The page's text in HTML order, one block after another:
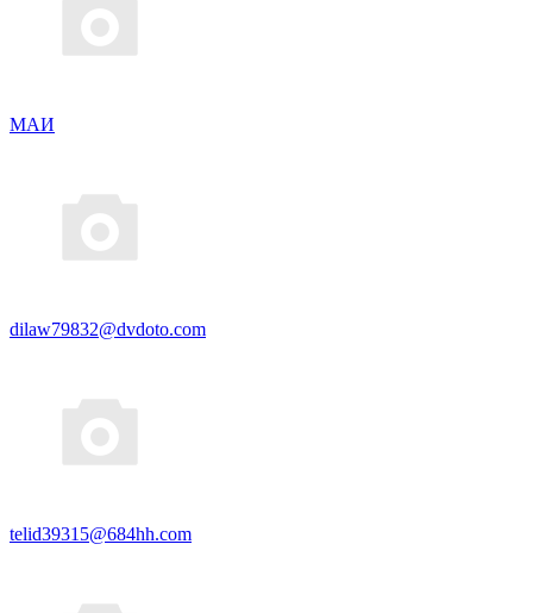
МАИ
dilaw79832@dvdoto.com
telid39315@684hh.com